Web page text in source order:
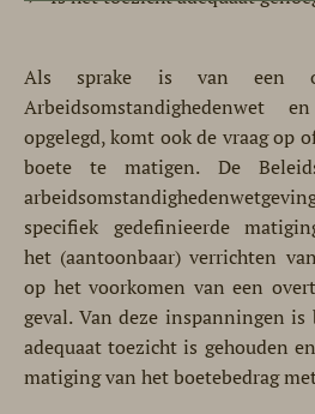
Als sprake is van een
opgelegd, komt ook de vraag op
boete te matigen. De
specifiek gedefinieerde
het (aantoonbaar) verrichten
op het voorkomen van een
geval. Van deze inspanningen
adequaat toezicht is gehouden
matiging van het boetebedrag